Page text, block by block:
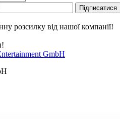
Підписатися
розсилку від нашої компанії!